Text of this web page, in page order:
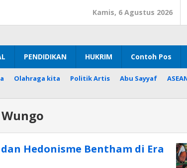
Kamis, 6 Agustus 2026
PENDIDIKAN HUKRIM Contoh Pos
Olahraga kita Politik Artis Abu Sayyaf
Hedonisme Bentham di Era